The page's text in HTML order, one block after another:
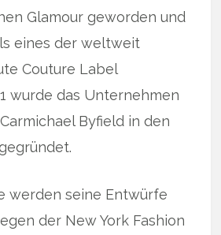
Glamour geworden und
eines der weltweit
Couture Label
wurde das Unternehmen
Byfield in den
werden seine Entwürfe
der New York Fashion